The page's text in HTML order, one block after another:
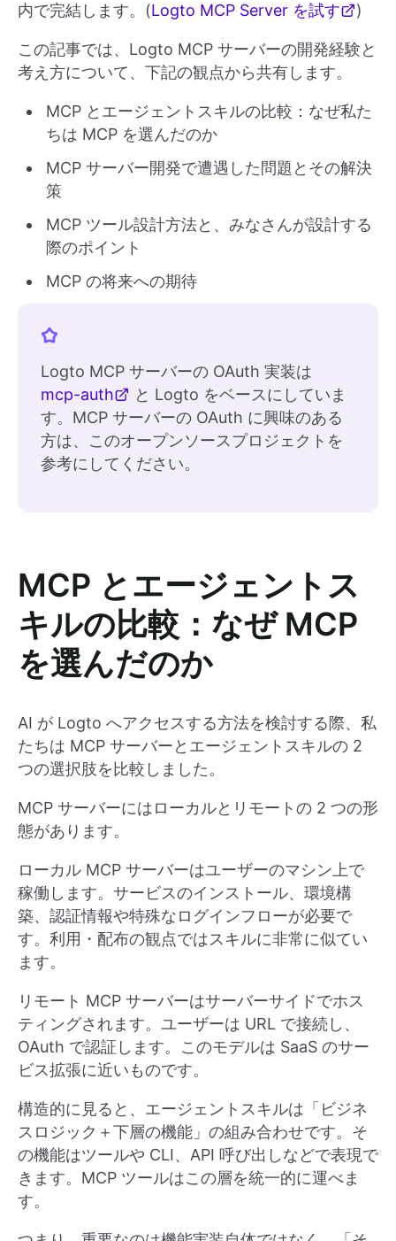
内で完結します。(Logto MCP Server を試す )
この記事では、Logto MCP サーバーの開発経験と
考え方について、下記の観点から共有します。
MCP とエージェントスキルの比較：なぜ私た
ちは MCP を選んだのか
MCP サーバー開発で遭遇した問題とその解決
策
MCP ツール設計方法と、みなさんが設計する
際のポイント
MCP の将来への期待
Logto MCP サーバーの OAuth 実装は
mcp-auth
と Logto をベースにしていま
す。MCP サーバーの OAuth に興味のある
方は、このオープンソースプロジェクトを
参考にしてください。
MCP とエージェントス
キルの比較：なぜ MCP
を選んだのか
AI が Logto へアクセスする方法を検討する際、私
たちは MCP サーバーとエージェントスキルの 2
つの選択肢を比較しました。
MCP サーバーにはローカルとリモートの 2 つの形
態があります。
ローカル MCP サーバーはユーザーのマシン上で
稼働します。サービスのインストール、環境構
築、認証情報や特殊なログインフローが必要で
す。利用・配布の観点ではスキルに非常に似てい
ます。
リモート MCP サーバーはサーバーサイドでホス
ティングされます。ユーザーは URL で接続し、
OAuth で認証します。このモデルは SaaS のサー
ビス拡張に近いものです。
構造的に見ると、エージェントスキルは「ビジネ
スロジック＋下層の機能」の組み合わせです。そ
の機能はツールや CLI、API 呼び出しなどで表現で
きます。MCP ツールはこの層を統一的に運べま
す。